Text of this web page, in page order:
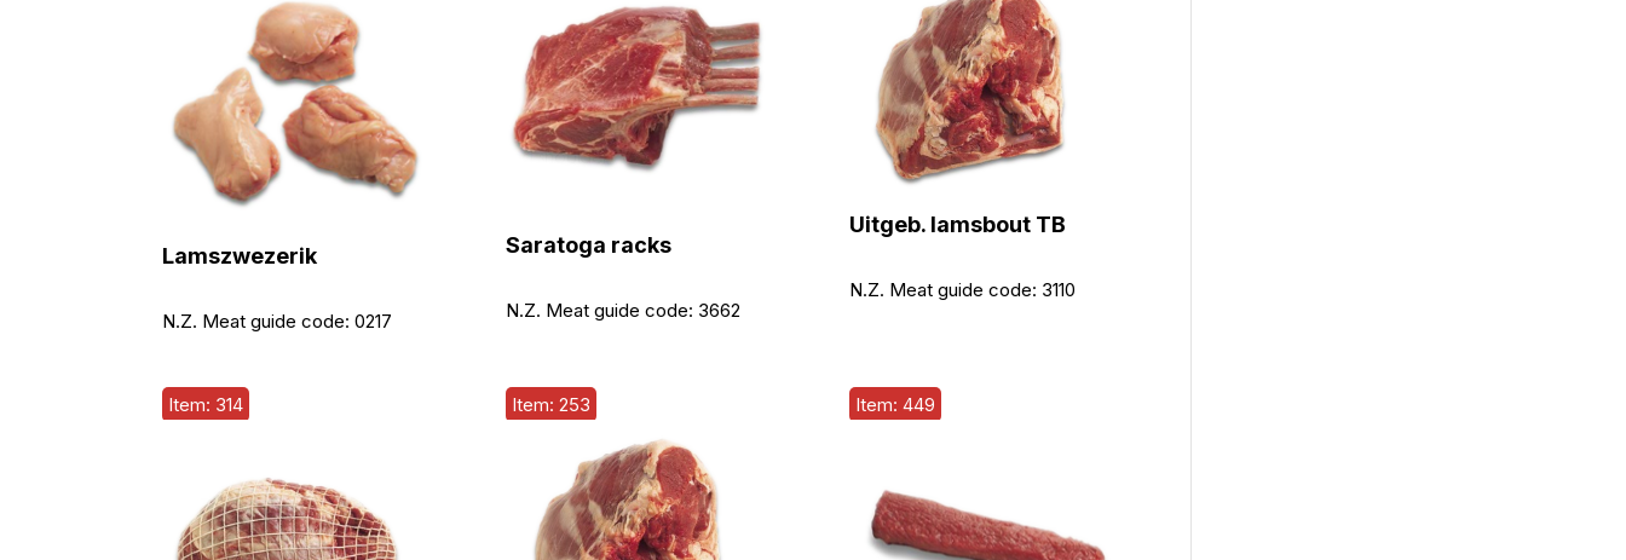
Lamszwezerik
N.Z. Meat guide code: 0217
Saratoga racks
N.Z. Meat guide code: 3662
Uitgeb. lamsbout TB
N.Z. Meat guide code: 3110
Item: 314 Item: 253 Item: 449